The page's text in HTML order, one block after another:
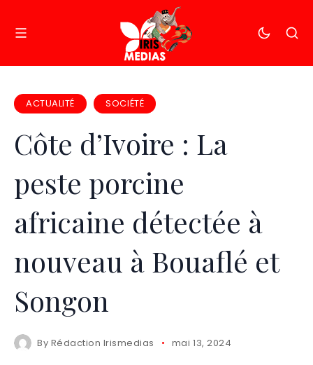
ACTUALITÉ SOCIÉTÉ
Côte d’Ivoire : La
peste porcine
africaine détectée à
nouveau à Bouaflé et
Songon
By Rédaction Irismedias mai 13, 2024